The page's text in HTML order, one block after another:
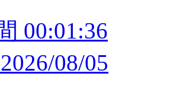
00:01:36
08/05